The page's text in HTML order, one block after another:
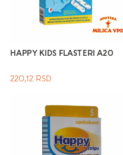
HAPPY KIDS FLASTERI A20
220,12 RSD